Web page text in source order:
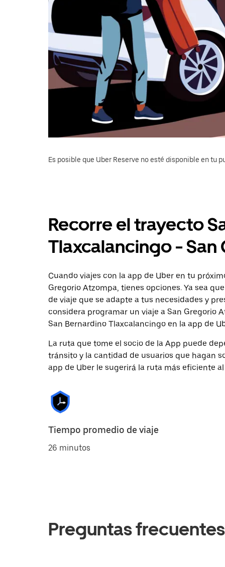
Es posible que Uber Reserve no esté disponible en tu
Recorre el trayecto
Tlaxcalancingo -
Cuando viajes con la app de Uber en tu
Gregorio Atzompa, tienes opciones. Ya sea
de viaje que se adapte a tus necesidades y
considera programar un viaje a San Gregorio
San Bernardino Tlaxcalancingo en la app de
La ruta que tome el socio de la App puede
tránsito y la cantidad de usuarios que hagan
app de Uber le sugerirá la ruta más eficiente
Tiempo promedio de viaje
26 minutos
Preguntas frecuentes